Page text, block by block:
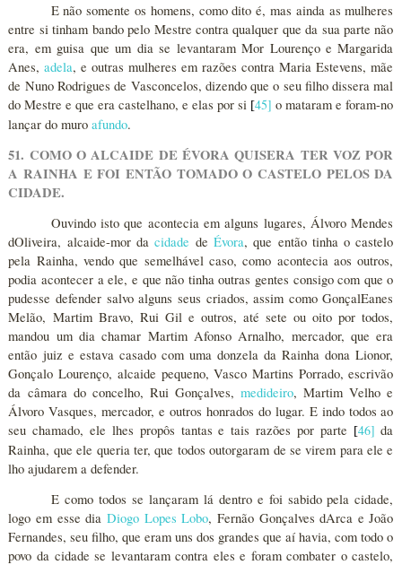
E não somente os homens, como dito é, mas ainda as mulheres
entre si tinham bando pelo Mestre contra qualquer que da sua parte não
era, em guisa que um dia se levantaram Mor Lourenço e Margarida
Anes,adela, e outras mulheres em razões contra Maria Estevens, mãe
de Nuno Rodrigues de Vasconcelos, dizendo que o seu filho dissera mal
do Mestre e que era castelhano, e elas por si [45] o mataram e foram-no
lançar do muroafundo.
51. COMO O ALCAIDE DE ÉVORA QUISERA TER VOZ POR
A RAINHA E FOI ENTÃO TOMADO O CASTELO PELOS DA
CIDADE.
Ouvindo isto que acontecia em alguns lugares, Álvoro Mendes
dOliveira, alcaide-mor dacidade de Évora, que então tinha o castelo
pela Rainha, vendo que semelhável caso, como acontecia aos outros,
podia acontecer a ele, e que não tinha outras gentes consigo com que o
pudesse defender salvo alguns seus criados, assim como GonçalEanes
Melão, Martim Bravo, Rui Gil e outros, até sete ou oito por todos,
mandou um dia chamar Martim Afonso Arnalho, mercador, que era
então juiz e estava casado com uma donzela da Rainha dona Lionor,
Gonçalo Lourenço, alcaide pequeno, Vasco Martins Porrado, escrivão
da câmara do concelho, Rui Gonçalves,medideiro, Martim Velho e
Álvoro Vasques, mercador, e outros honrados do lugar. E indo todos ao
seu chamado, ele lhes propôs tantas e tais razões por parte [46] da
Rainha, que ele queria ter, que todos outorgaram de se virem para ele e
lho ajudarem a defender.
E como todos se lançaram lá dentro e foi sabido pela cidade,
logo em esse diaDiogo Lopes Lobo, Fernão Gonçalves dArca e João
Fernandes, seu filho, que eram uns dos grandes que aí havia, com todo o
povo da cidade se levantaram contra eles e foram combater o castelo,